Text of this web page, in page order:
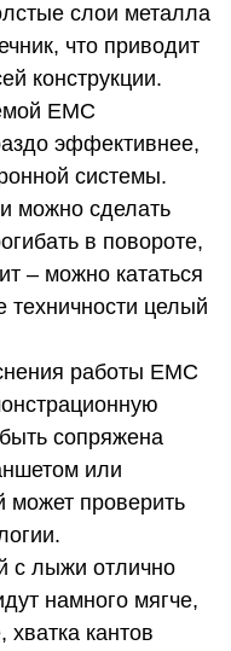
слои металла
что приводит
конструкции.
EMC
эффективнее,
системы.
можно сделать
в повороте,
– можно кататься
техничности целый
работы EMC
сопряжена
или
проверить
с лыжи отлично
намного мягче,
кантов